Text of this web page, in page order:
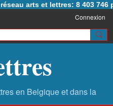
arts et lettres: 8 403 746
Connexion